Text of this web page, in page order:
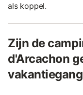
als koppel.
Zijn de
d'Arcachon